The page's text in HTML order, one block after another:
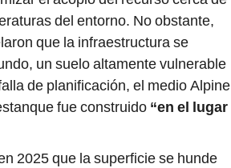
del entorno. No obstante,
que la infraestructura se
un suelo altamente vulnerable
de planificación, el medio Alpine
fue construido “en el lugar
2025 que la superficie se hunde